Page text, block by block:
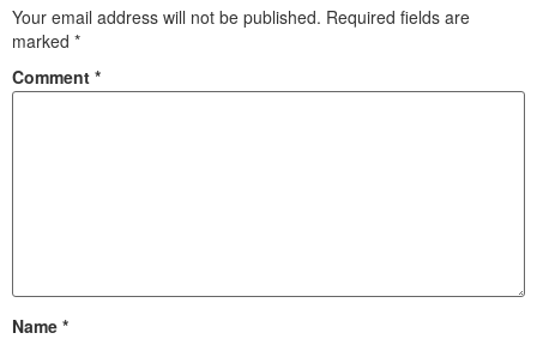
Your email address will not be published. Required fields are
marked *
Comment *
Name *